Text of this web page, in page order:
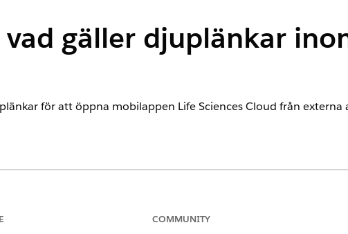
gäller djuplänkar
för att öppna mobilappen Life Sciences Cloud från externa
COMMUNITY